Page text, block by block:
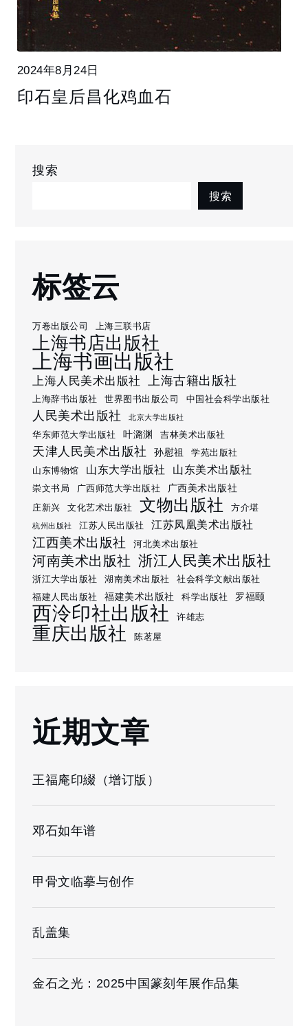
2024年8月24日
印石皇后昌化鸡血石
搜索
搜索
标签云
万卷出版公司 上海三联书店
上海书店出版社
上海书画出版社
上海人民美术出版社 上海古籍出版社
上海辞书出版社 世界图书出版公司 中国社会科学出版社
人民美术出版社 北京大学出版社
华东师范大学出版社 叶潞渊 吉林美术出版社
天津人民美术出版社 孙慰祖
学苑出版社
山东博物馆
山东大学出版社 山东美术出版社
崇文书局 广西师范大学出版社 广西美术出版社
庄新兴 文化艺术出版社 文物出版社 方介堪
杭州出版社 江苏人民出版社 江苏凤凰美术出版社
江西美术出版社 河北美术出版社
河南美术出版社 浙江人民美术出版社
浙江大学出版社 湖南美术出版社
社会科学文献出版社
福建人民出版社
福建美术出版社 科学出版社 罗福颐
西泠印社出版社 许雄志
重庆出版社 陈茗屋
近期文章
王福庵印綴（增订版）
邓石如年谱
甲骨文临摹与创作
乱盖集
金石之光：2025中国篆刻年展作品集